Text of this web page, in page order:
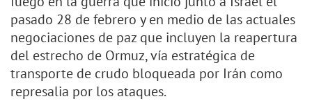
pasado 28 de febrero y en medio de las actuales
negociaciones de paz que incluyen la reapertura
del estrecho de Ormuz, vía estratégica de
transporte de crudo bloqueada por Irán como
represalia por los ataques.